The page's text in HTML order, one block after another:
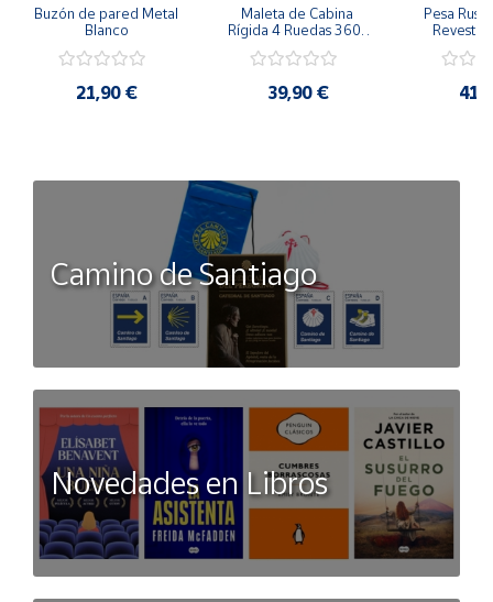
Baleares
Ceuta y
Buzón de pared Metal
Blanco
21,90 €
Maleta de Cabina
Rígida 4 Ruedas 360º
37L
39,90 €
Pesa
Camino de Santiago
Novedades en Libros